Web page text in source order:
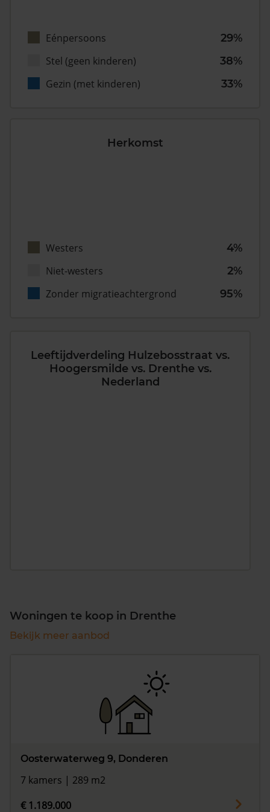
Eénpersoons
29%
Stel (geen kinderen)
38%
Gezin (met kinderen)
33%
Herkomst
Westers
4%
Niet-westers
2%
Zonder migratieachtergrond
95%
Leeftijdverdeling Hulzebosstraat vs.
Hoogersmilde vs. Drenthe vs.
Nederland
Woningen te koop in Drenthe
Bekijk meer aanbod
Oosterwaterweg 9, Donderen
7 kamers | 289 m2
€ 1.189.000